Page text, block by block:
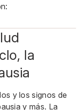
la
y los signos de
y más. La